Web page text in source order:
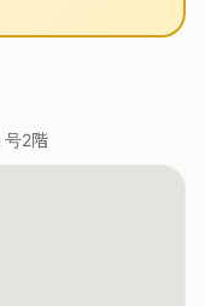
号2階